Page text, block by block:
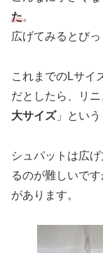
た。
広げてみるとび
これまでのLサイ
だとしたら、リ
大サイズ」という
シュパットは広
るのが難しいで
があります。